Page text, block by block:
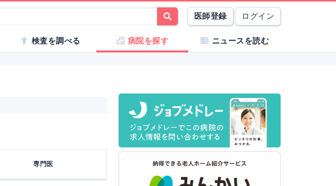
医師登録 ログイン
検査を調べる 病院を探す ニュースを読む
専門医